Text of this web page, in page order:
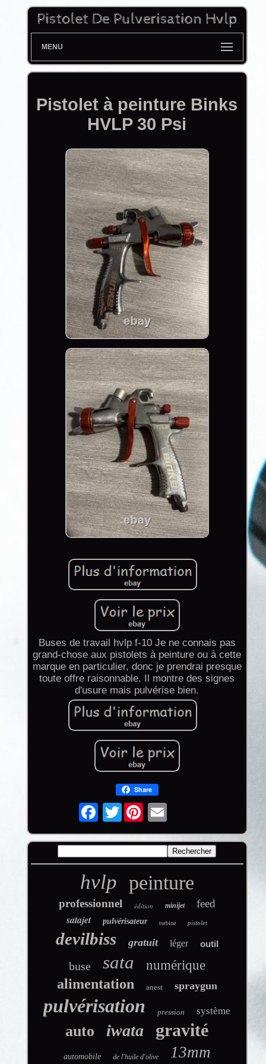
MENU
Pistolet à peinture Binks
HVLP 30 Psi
Buses de travail hvlp f-10 Je ne connais pas
grand-chose aux pistolets à peinture ou à cette
marque en particulier, donc je prendrai presque
toute offre raisonnable. Il montre des signes
d'usure mais pulvérise bien.
Share
Twitter
hvlp peinture
professionnel édition minijet feed
satajet pulvérisateur turbine pistolet
devilbiss gratuit léger outil
buse sata numérique
alimentation anest spraygun
pulvérisation pression système
auto iwata gravité
automobile de l'huile d'olive 13mm